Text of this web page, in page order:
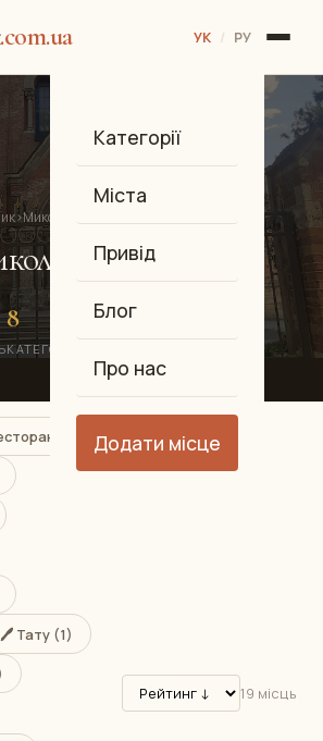
.com.ua УК / РУ
Категорії
Міста
Привід
Блог
Про нас
Додати місце
›Миколаївська обл.
8
КАТЕГОРІЙ
(1)
🖊️ Тату (1)
19 місць